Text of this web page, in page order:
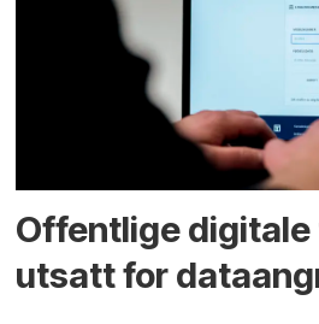
Offentlige
utsatt for